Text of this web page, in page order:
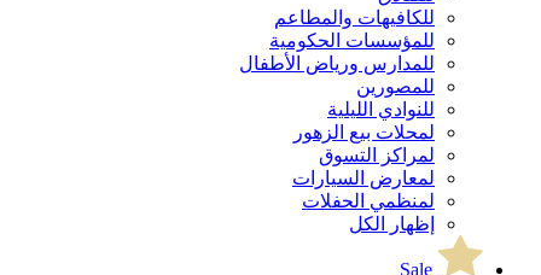
للكافيهات والمطاعم
للمؤسسات الحكومية
للمدارس ورياض الأطفال
للمصورين
للنوادي الليلية
لمحلات بيع الزهور
لمراكز التسوق
لمعارض السيارات
لمنظمي الحفلات
إظهار الكل